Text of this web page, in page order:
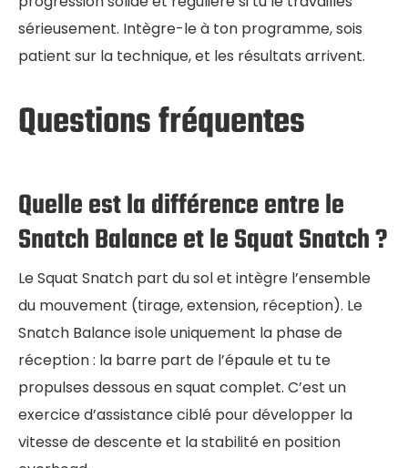
sérieusement. Intègre-le à ton programme, sois
patient sur la technique, et les résultats arrivent.
Questions fréquentes
Quelle est la différence entre le
Snatch Balance et le Squat Snatch ?
Le Squat Snatch part du sol et intègre l’ensemble
du mouvement (tirage, extension, réception). Le
Snatch Balance isole uniquement la phase de
réception : la barre part de l’épaule et tu te
propulses dessous en squat complet. C’est un
exercice d’assistance ciblé pour développer la
vitesse de descente et la stabilité en position